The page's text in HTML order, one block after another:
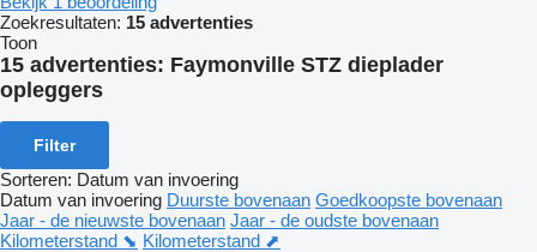
Zoekresultaten: 15 advertenties
Toon
15 advertenties: Faymonville STZ dieplader
opleggers
Filter
Sorteren: Datum van invoering
Datum van invoering Duurste bovenaan Goedkoopste bovenaan
Jaar - de nieuwste bovenaan Jaar - de oudste bovenaan
Kilometerstand ⬊ Kilometerstand ⬈